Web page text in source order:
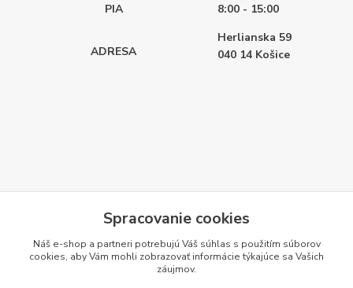
PIA
8:00 - 15:00
ADRESA
Herlianska 59
040 14 Košice
Spracovanie cookies
Náš e-shop a partneri potrebujú Váš súhlas s použitím súborov
cookies, aby Vám mohli zobrazovať informácie týkajúce sa Vašich
záujmov.